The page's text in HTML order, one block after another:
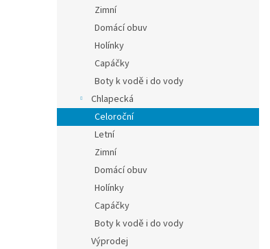
Zimní
Domácí obuv
Holínky
Capáčky
Boty k vodě i do vody
Chlapecká
Celoroční
Letní
Zimní
Domácí obuv
Holínky
Capáčky
Boty k vodě i do vody
Výprodej